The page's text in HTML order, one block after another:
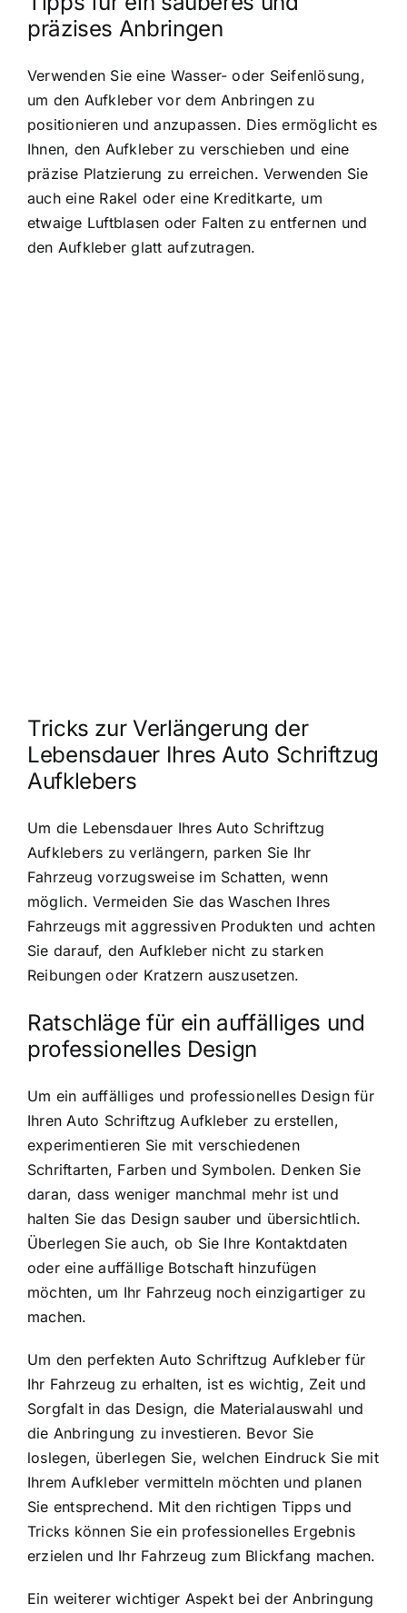
präzises Anbringen
Verwenden Sie eine Wasser- oder Seifenlösung,
um den Aufkleber vor dem Anbringen zu
positionieren und anzupassen. Dies ermöglicht es
Ihnen, den Aufkleber zu verschieben und eine
präzise Platzierung zu erreichen. Verwenden Sie
auch eine Rakel oder eine Kreditkarte, um
etwaige Luftblasen oder Falten zu entfernen und
den Aufkleber glatt aufzutragen.
Tricks zur Verlängerung der
Lebensdauer Ihres Auto Schriftzug
Aufklebers
Um die Lebensdauer Ihres Auto Schriftzug
Aufklebers zu verlängern, parken Sie Ihr
Fahrzeug vorzugsweise im Schatten, wenn
möglich. Vermeiden Sie das Waschen Ihres
Fahrzeugs mit aggressiven Produkten und achten
Sie darauf, den Aufkleber nicht zu starken
Reibungen oder Kratzern auszusetzen.
Ratschläge für ein auffälliges und
professionelles Design
Um ein auffälliges und professionelles Design für
Ihren Auto Schriftzug Aufkleber zu erstellen,
experimentieren Sie mit verschiedenen
Schriftarten, Farben und Symbolen. Denken Sie
daran, dass weniger manchmal mehr ist und
halten Sie das Design sauber und übersichtlich.
Überlegen Sie auch, ob Sie Ihre Kontaktdaten
oder eine auffällige Botschaft hinzufügen
möchten, um Ihr Fahrzeug noch einzigartiger zu
machen.
Um den perfekten Auto Schriftzug Aufkleber für
Ihr Fahrzeug zu erhalten, ist es wichtig, Zeit und
Sorgfalt in das Design, die Materialauswahl und
die Anbringung zu investieren. Bevor Sie
loslegen, überlegen Sie, welchen Eindruck Sie mit
Ihrem Aufkleber vermitteln möchten und planen
Sie entsprechend. Mit den richtigen Tipps und
Tricks können Sie ein professionelles Ergebnis
erzielen und Ihr Fahrzeug zum Blickfang machen.
Ein weiterer wichtiger Aspekt bei der Anbringung